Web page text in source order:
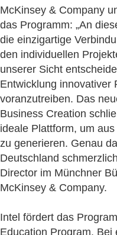
McKinsey & Company
das Programm: „An
die einzigartige
den individuellen
unserer Sicht
Entwicklung innovativer
voranzutreiben. Das
Business Creation
ideale Plattform, um
zu generieren. Genau
Deutschland
Director im Münchner
McKinsey & Company.
Intel fördert das
Education Program.